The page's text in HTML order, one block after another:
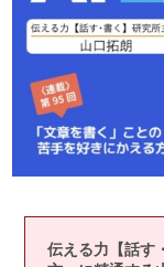
伝える力【話す